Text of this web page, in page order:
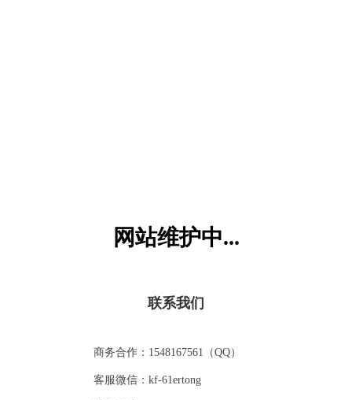
网站维护中...
联系我们
商务合作：1548167561（QQ）
客服微信：kf-61ertong